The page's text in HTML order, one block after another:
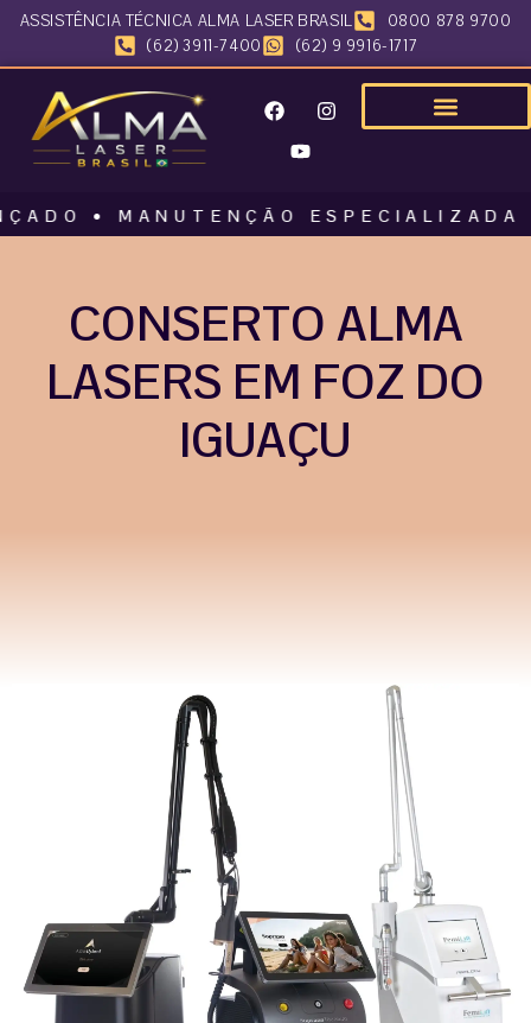
ASSISTÊNCIA TÉCNICA ALMA LASER BRASIL
0800 878 9700
(62) 3911-7400
(62) 9 9916-1717
• MANUTENÇÃO ESPECIALIZADA
CONSERTO ALMA
LASERS EM FOZ DO
IGUAÇU